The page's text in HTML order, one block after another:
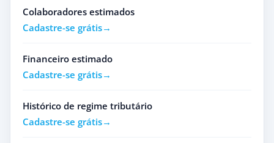
Colaboradores estimados
Cadastre-se grátis
Financeiro estimado
Cadastre-se grátis
Histórico de regime tributário
Cadastre-se grátis